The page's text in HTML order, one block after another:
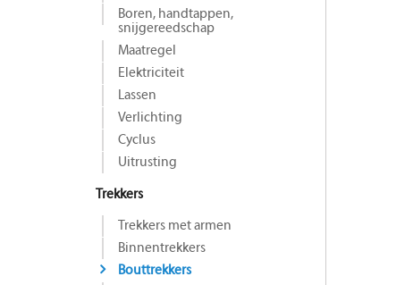
Boren, handtappen,
snijgereedschap
Maat­regel
Elektriciteit
Lassen
Verlichting
Cyclus
Uitrusting
Trekkers
Trekkers met armen
Binnentrekkers
Bouttrekkers